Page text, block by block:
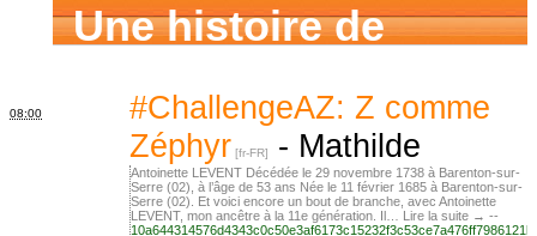
Une histoire de
famille
08:00
#ChallengeAZ: Z comme
Zéphyr
- Mathilde
Antoinette LEVENT Décédée le 29 novembre 1738 à Barenton-sur-
Serre (02), à l’âge de 53 ans Née le 11 février 1685 à Barenton-sur-
Serre (02). Et voici encore un bout de branche, avec Antoinette
LEVENT, mon ancêtre à la 11e génération. Il… Lire la suite → --